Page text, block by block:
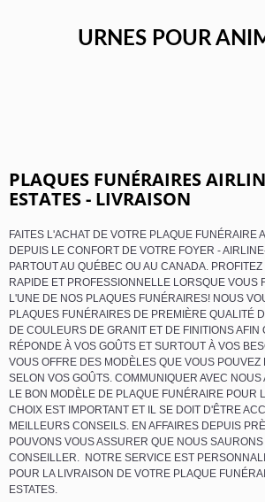
URNES POUR
PLAQUES FUNÉRAIRES
ESTATES - LIVRAISON
FAITES L'ACHAT DE VOTRE PLAQUE FUNÉRAIRE
DEPUIS LE CONFORT DE VOTRE FOYER -
PARTOUT AU QUÉBEC OU AU CANADA.
RAPIDE ET PROFESSIONNELLE LORSQUE VOUS
L'UNE DE NOS PLAQUES FUNÉRAIRES! NOUS
PLAQUES FUNÉRAIRES DE PREMIÈRE QUALITÉ
DE COULEURS DE GRANIT ET DE FINITIONS AFIN
RÉPONDE À VOS GOÛTS ET SURTOUT À VOS
VOUS OFFRE DES MODÈLES QUE VOUS POUVEZ
SELON VOS GOÛTS. COMMUNIQUER AVEC
LE BON MODÈLE DE PLAQUE FUNÉRAIRE POUR
CHOIX EST IMPORTANT ET IL SE DOIT D'ÊTRE
MEILLEURS CONSEILS. EN AFFAIRES DEPUIS
POUVONS VOUS ASSURER QUE NOUS
CONSEILLER. NOTRE SERVICE EST
POUR LA LIVRAISON DE VOTRE PLAQUE
ESTATES.